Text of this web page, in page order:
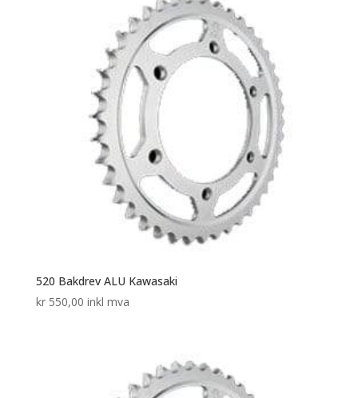
520 Bakdrev ALU Kawasaki
kr550,00 inkl mva